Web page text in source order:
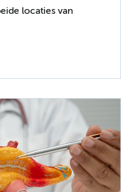
locaties van